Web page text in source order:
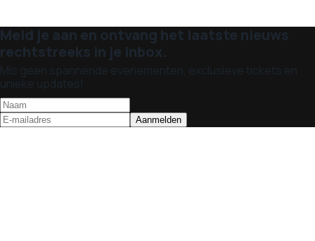
Meld je aan en ontvang het laatste nieuws
rechtstreeks in je inbox.
Mis geen spannende evenementen, exclusieve tickets en
unieke updates!